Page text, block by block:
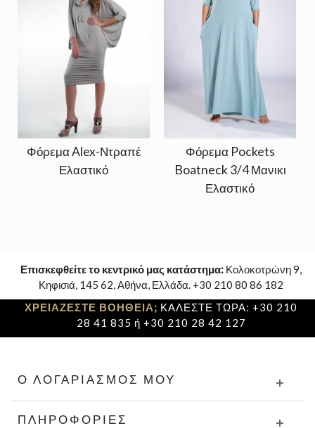
Φόρεμα Alex-Ντραπέ
Ελαστικό
Φόρεμα Pockets
Boatneck 3/4 Μανικι
Ελαστικό
Επισκεφθείτε το κεντρικό μας κατάστημα: Κολοκοτρώνη 9,
Κηφισιά, 145 62, Αθήνα, Ελλάδα. +30 210 80 86 182
ΧΡΕΙΑΖΕΣΤΕ ΒΟΗΘΕΙΑ; ΚΑΛΕΣΤΕ ΤΩΡΑ: +30 210
28 41 835 ή +30 210 28 42 127
Ο ΛΟΓΑΡΙΑΣΜΌΣ ΜΟΥ
ΠΛΗΡΟΦΟΡΊΕΣ